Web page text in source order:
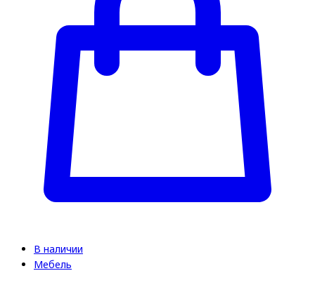
В наличии
Мебель